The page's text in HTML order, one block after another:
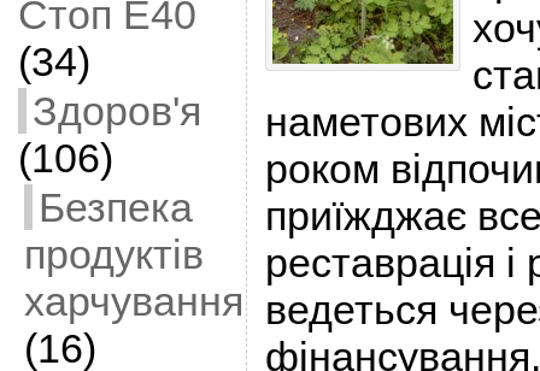
Стоп Е40
(34)
Здоров'я
(106)
Безпека
продуктів
харчування
(16)
наметових
роком
приїжджає
реставрація
ведеться